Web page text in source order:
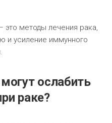
это методы лечения рака,
и усиление иммунного
ослабить
раке?